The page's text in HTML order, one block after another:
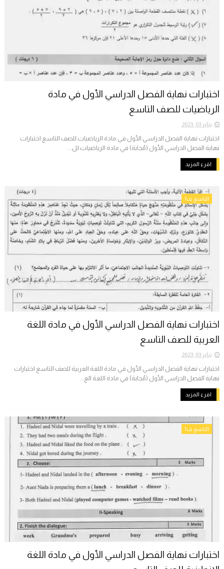
اختبارات نهاية الفصل الدراسي الأول في مادة
الرياضيات للصف التاسع
يناير 03, 2023
اختبارات نهاية الفصل الدراسي الأول في مادة الرياضيات للصف التاسع اختبارات
نهاية الفصل الدراسي الأول (مُجابة) في مادة الرياضيات لل...
اقرء المزيد
التاسع ف1
اختبارات نهاية الفصل الدراسي الأول في مادة اللغة
العربية للصف التاسع
يناير 03, 2023
اختبارات نهاية الفصل الدراسي الأول في مادة اللغة العربية للصف التاسع اختبارات
نهاية الفصل الدراسي الأول (مُجابة) في مادة اللغة الع...
اقرء المزيد
التاسع ف1
اختبارات نهاية الفصل الدراسي الأول في مادة اللغة